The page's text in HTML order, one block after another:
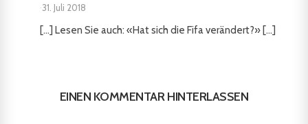
·31. Juli 2018
[...] Lesen Sie auch: «Hat sich die Fifa verändert?» [...]
EINEN KOMMENTAR HINTERLASSEN